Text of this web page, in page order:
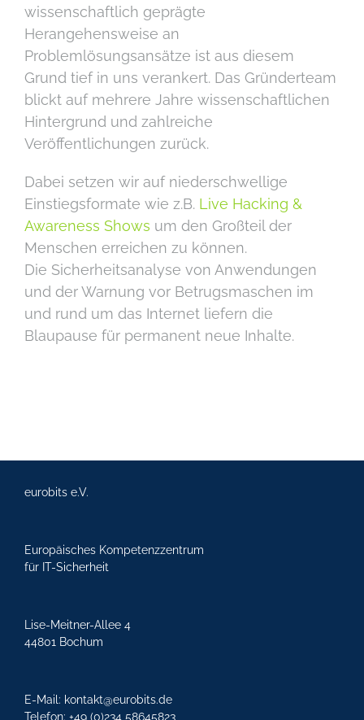
wissenschaftlich geprägte
Herangehensweise an
Problemlösungsansätze ist aus diesem
Grund tief in uns verankert. Das Gründerteam
blickt auf mehrere Jahre wissenschaftlichen
Hintergrund und zahlreiche
Veröffentlichungen zurück.
Dabei setzen wir auf niederschwellige
Einstiegsformate wie z.B. Live Hacking &
Awareness Shows um den Großteil der
Menschen erreichen zu können.
Die Sicherheitsanalyse von Anwendungen
und der Warnung vor Betrugsmaschen im
und rund um das Internet liefern die
Blaupause für permanent neue Inhalte.
eurobits e.V.
Europäisches Kompetenzzentrum
für IT-Sicherheit
Lise-Meitner-Allee 4
44801 Bochum
E-Mail: kontakt@eurobits.de
Telefon: +49 (0)234 58645823